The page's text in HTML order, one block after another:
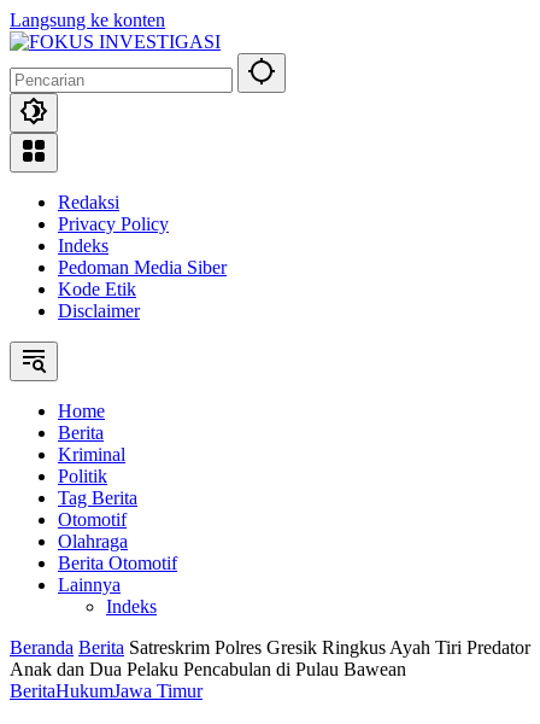
Langsung ke konten
Redaksi
Privacy Policy
Indeks
Pedoman Media Siber
Kode Etik
Disclaimer
Home
Berita
Kriminal
Politik
Tag Berita
Otomotif
Olahraga
Berita Otomotif
Lainnya
Indeks
Beranda Berita Satreskrim Polres Gresik Ringkus Ayah Tiri Predator
Anak dan Dua Pelaku Pencabulan di Pulau Bawean
BeritaHukumJawa Timur